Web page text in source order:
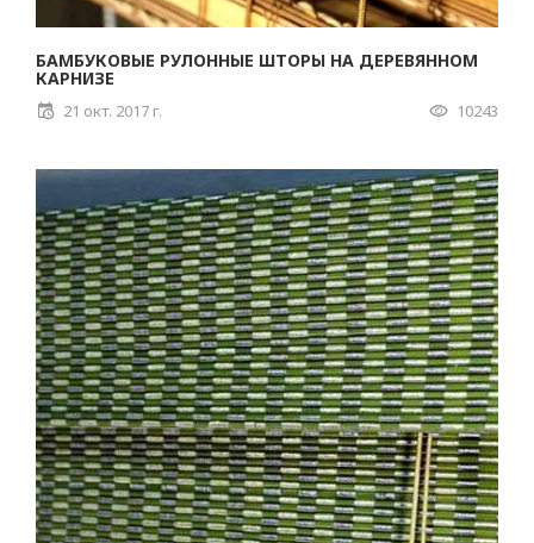
БАМБУКОВЫЕ РУЛОННЫЕ ШТОРЫ НА ДЕРЕВЯННОМ
КАРНИЗЕ
21 окт. 2017 г. 10243